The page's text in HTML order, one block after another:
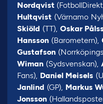
Nordqvist
Hultqvist (Värnamo
Skiöld (TT), Oskar
Hansson (Barometern),
Gustafson
Wiman (Sydsvenskan),
Fans), Daniel Meisels
Janlind (GP), Markus
Jonsson